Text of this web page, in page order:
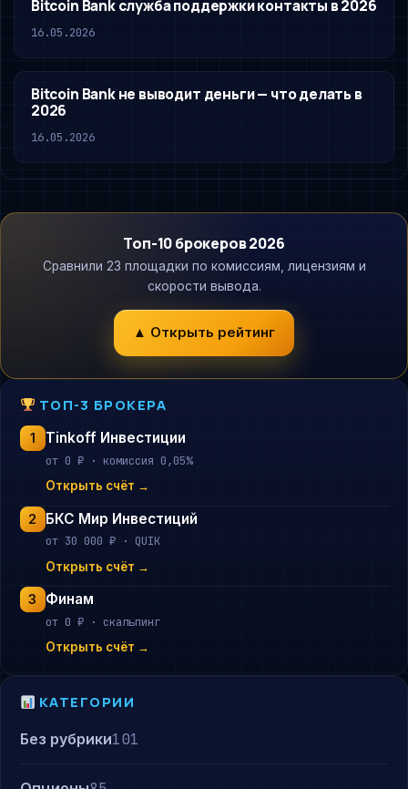
Bitcoin Bank служба поддержки контакты в 2026
16.05.2026
Bitcoin Bank не выводит деньги — что делать в
2026
16.05.2026
Топ-10 брокеров 2026
Сравнили 23 площадки по комиссиям, лицензиям и
скорости вывода.
▲ Открыть рейтинг
ТОП-3 БРОКЕРА
1 Tinkoff Инвестиции
от 0 ₽ · комиссия 0,05%
Открыть счёт →
2 БКС Мир Инвестиций
от 30 000 ₽ · QUIK
Открыть счёт →
3 Финам
от 0 ₽ · скальпинг
Открыть счёт →
КАТЕГОРИИ
Без рубрики101